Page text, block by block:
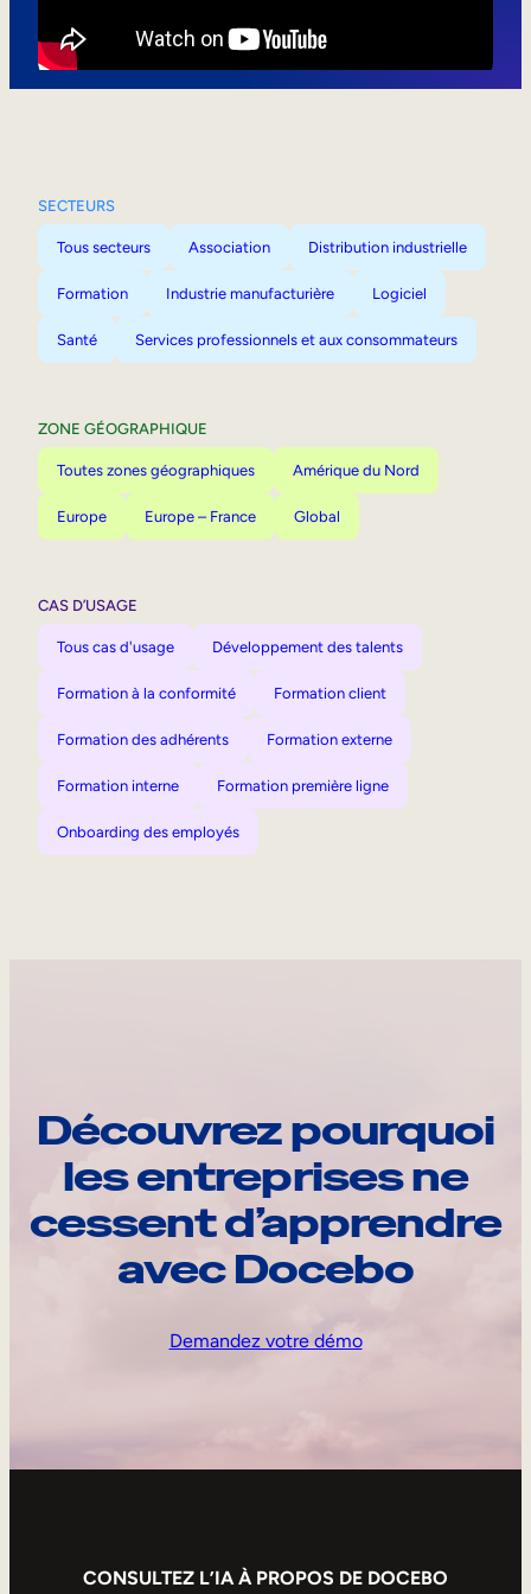
SECTEURS
Tous secteurs Association Distribution industrielle
Formation Industrie manufacturière Logiciel
Santé Services professionnels et aux consommateurs
ZONE GÉOGRAPHIQUE
Toutes zones géographiques Amérique du Nord
Europe Europe – France Global
CAS D’USAGE
Tous cas d'usage Développement des talents
Formation à la conformité Formation client
Formation des adhérents Formation externe
Formation interne Formation première ligne
Onboarding des employés
Découvrez pourquoi
les entreprises ne
cessent d’apprendre
avec Docebo
Demandez votre démo
CONSULTEZ L’IA À PROPOS DE DOCEBO